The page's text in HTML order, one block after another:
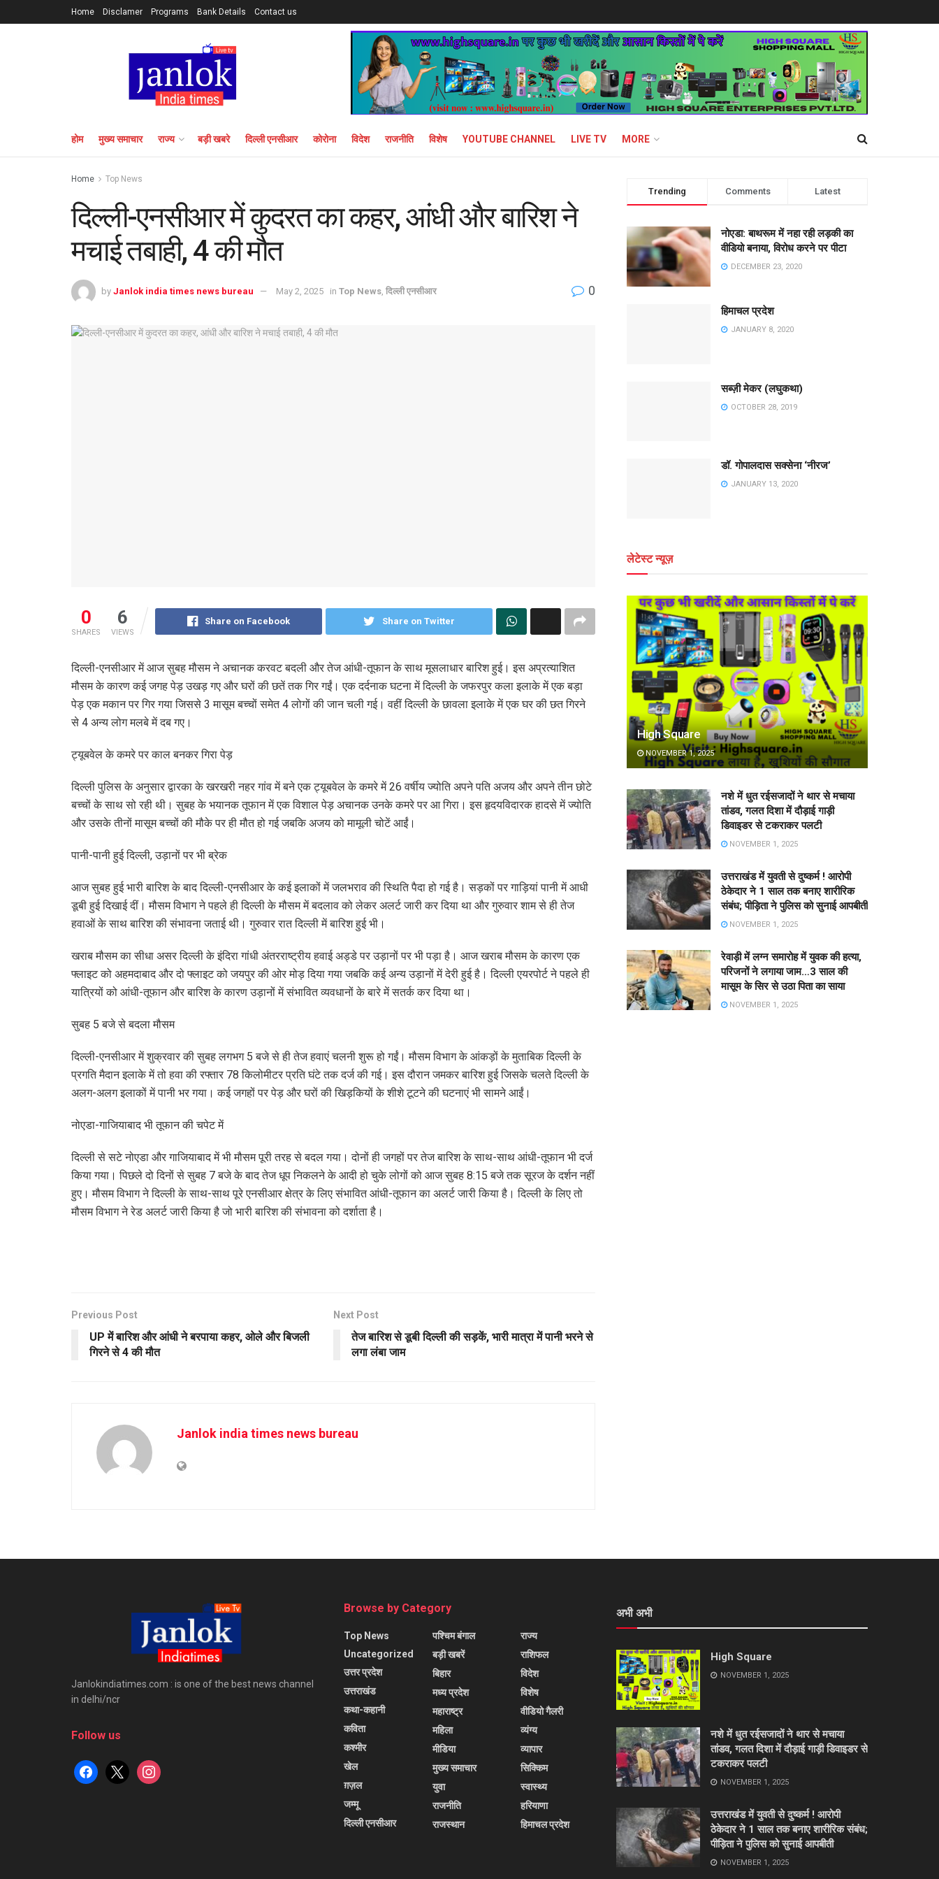
Home Disclamer Programs Bank Details Contact us
होम मुख्य समाचार राज्य बड़ी खबरे दिल्ली एनसीआर कोरोना विदेश राजनीति विशेष YOUTUBE CHANNEL LIVE TV MORE
Home Top News
दिल्ली-एनसीआर में कुदरत का कहर, आंधी और बारिश ने
मचाई तबाही, 4 की मौत
by Janlok india times news bureau May 2, 2025 in Top News दिल्ली एनसीआर 0
0
SHARES
6
VIEWS
Share on Facebook Share on Twitter
दिल्ली-एनसीआर में आज सुबह मौसम ने अचानक करवट बदली और तेज आंधी-तूफान के साथ मूसलाधार बारिश हुई। इस अप्रत्याशित
मौसम के कारण कई जगह पेड़ उखड़ गए और घरों की छतें तक गिर गईं। एक दर्दनाक घटना में दिल्ली के जफरपुर कला इलाके में एक बड़ा
पेड़ एक मकान पर गिर गया जिससे 3 मासूम बच्चों समेत 4 लोगों की जान चली गई। वहीं दिल्ली के छावला इलाके में एक घर की छत गिरने
से 4 अन्य लोग मलबे में दब गए।
ट्यूबवेल के कमरे पर काल बनकर गिरा पेड़
दिल्ली पुलिस के अनुसार द्वारका के खरखरी नहर गांव में बने एक ट्यूबवेल के कमरे में 26 वर्षीय ज्योति अपने पति अजय और अपने तीन छोटे
बच्चों के साथ सो रही थी। सुबह के भयानक तूफान में एक विशाल पेड़ अचानक उनके कमरे पर आ गिरा। इस हृदयविदारक हादसे में ज्योति
और उसके तीनों मासूम बच्चों की मौके पर ही मौत हो गई जबकि अजय को मामूली चोटें आईं।
पानी-पानी हुई दिल्ली, उड़ानों पर भी ब्रेक
आज सुबह हुई भारी बारिश के बाद दिल्ली-एनसीआर के कई इलाकों में जलभराव की स्थिति पैदा हो गई है। सड़कों पर गाड़ियां पानी में आधी
डूबी हुई दिखाई दीं। मौसम विभाग ने पहले ही दिल्ली के मौसम में बदलाव को लेकर अलर्ट जारी कर दिया था और गुरुवार शाम से ही तेज
हवाओं के साथ बारिश की संभावना जताई थी। गुरुवार रात दिल्ली में बारिश हुई भी।
खराब मौसम का सीधा असर दिल्ली के इंदिरा गांधी अंतरराष्ट्रीय हवाई अड्डे पर उड़ानों पर भी पड़ा है। आज खराब मौसम के कारण एक
फ्लाइट को अहमदाबाद और दो फ्लाइट को जयपुर की ओर मोड़ दिया गया जबकि कई अन्य उड़ानों में देरी हुई है। दिल्ली एयरपोर्ट ने पहले ही
यात्रियों को आंधी-तूफान और बारिश के कारण उड़ानों में संभावित व्यवधानों के बारे में सतर्क कर दिया था।
सुबह 5 बजे से बदला मौसम
दिल्ली-एनसीआर में शुक्रवार की सुबह लगभग 5 बजे से ही तेज हवाएं चलनी शुरू हो गईं। मौसम विभाग के आंकड़ों के मुताबिक दिल्ली के
प्रगति मैदान इलाके में तो हवा की रफ्तार 78 किलोमीटर प्रति घंटे तक दर्ज की गई। इस दौरान जमकर बारिश हुई जिसके चलते दिल्ली के
अलग-अलग इलाकों में पानी भर गया। कई जगहों पर पेड़ और घरों की खिड़कियों के शीशे टूटने की घटनाएं भी सामने आईं।
नोएडा-गाजियाबाद भी तूफान की चपेट में
दिल्ली से सटे नोएडा और गाजियाबाद में भी मौसम पूरी तरह से बदल गया। दोनों ही जगहों पर तेज बारिश के साथ-साथ आंधी-तूफान भी दर्ज
किया गया। पिछले दो दिनों से सुबह 7 बजे के बाद तेज धूप निकलने के आदी हो चुके लोगों को आज सुबह 8:15 बजे तक सूरज के दर्शन नहीं
हुए। मौसम विभाग ने दिल्ली के साथ-साथ पूरे एनसीआर क्षेत्र के लिए संभावित आंधी-तूफान का अलर्ट जारी किया है। दिल्ली के लिए तो
मौसम विभाग ने रेड अलर्ट जारी किया है जो भारी बारिश की संभावना को दर्शाता है।
Previous Post
UP में बारिश और आंधी ने बरपाया कहर, ओले और बिजली
गिरने से 4 की मौत
Next Post
तेज बारिश से डूबी दिल्ली की सड़कें, भारी मात्रा में पानी भरने से
लगा लंबा जाम
Janlok india times news bureau
Trending Comments Latest
नोएडा: बाथरूम में नहा रही लड़की का
वीडियो बनाया, विरोध करने पर पीटा
DECEMBER 23, 2020
हिमाचल प्रदेश
JANUARY 8, 2020
सब्ज़ी मेकर (लघुकथा)
OCTOBER 28, 2019
डॉ. गोपालदास सक्सेना ‘नीरज’
JANUARY 13, 2020
लेटेस्ट न्यूज़
High Square
NOVEMBER 1, 2025
नशे में धुत रईसजादों ने थार से मचाया
तांडव, गलत दिशा में दौड़ाई गाड़ी
डिवाइडर से टकराकर पलटी
NOVEMBER 1, 2025
उत्तराखंड में युवती से दुष्कर्म ! आरोपी
ठेकेदार ने 1 साल तक बनाए शारीरिक
संबंध; पीड़िता ने पुलिस को सुनाई आपबीती
NOVEMBER 1, 2025
रेवाड़ी में लग्न समारोह में युवक की हत्या,
परिजनों ने लगाया जाम…3 साल की
मासूम के सिर से उठा पिता का साया
NOVEMBER 1, 2025
Janlokindiatimes.com : is one of the best news channel
in delhi/ncr
Follow us
facebook
x instagram
Browse by Category
Top News
Uncategorized
उत्तर प्रदेश
उत्तराखंड
कथा-कहानी
कविता
कश्मीर
खेल
ग़ज़ल
जम्मू
दिल्ली एनसीआर
पश्चिम बंगाल
बड़ी खबरें
बिहार
मध्य प्रदेश
महाराष्ट्र
महिला
मीडिया
मुख्य समाचार
युवा
राजनीति
राजस्थान
राज्य
राशिफल
विदेश
विशेष
वीडियो गैलरी
व्यंग्य
व्यापार
सिक्किम
स्वास्थ्य
हरियाणा
हिमाचल प्रदेश
अभी अभी
High Square
NOVEMBER 1, 2025
नशे में धुत रईसजादों ने थार से मचाया
तांडव, गलत दिशा में दौड़ाई गाड़ी डिवाइडर से
टकराकर पलटी
NOVEMBER 1, 2025
उत्तराखंड में युवती से दुष्कर्म ! आरोपी
ठेकेदार ने 1 साल तक बनाए शारीरिक संबंध;
पीड़िता ने पुलिस को सुनाई आपबीती
NOVEMBER 1, 2025